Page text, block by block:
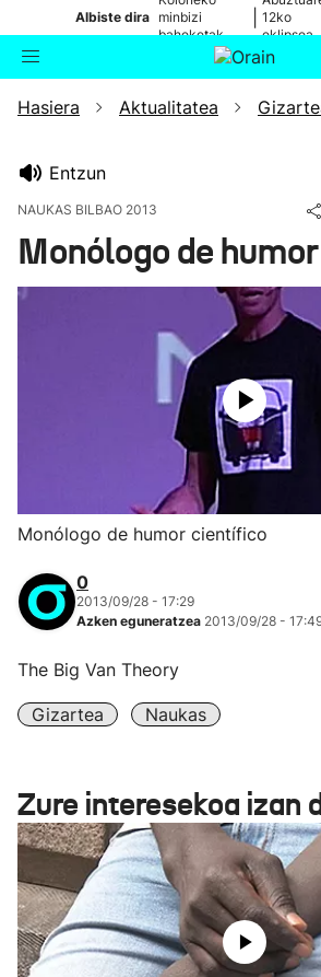
Albiste dira minbizi
baheketak
12ko
eklipsea
Bilatzailea Aktualitatea
Ikusmiran
Eguraldia
Hasiera Aktualitatea
Entzun
NAUKAS BILBAO 2013
Monólogo de
Monólogo de humor científico
0
2013/09/28 - 17:29
Azken eguneratzea 2013/09/28 -
The Big Van Theory
Gizartea Naukas
Zure interesekoa izan